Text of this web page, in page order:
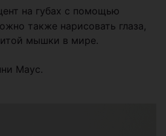
на губах с помощью
также нарисовать глаза,
мышки в мире.
Маус.